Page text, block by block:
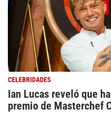
CELEBRIDADES
Ian Lucas reveló que
premio de Masterchef